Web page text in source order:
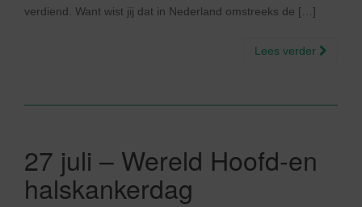
verdiend. Want wist jij dat in Nederland omstreeks de […]
Lees verder
27 juli – Wereld Hoofd-en
halskankerdag